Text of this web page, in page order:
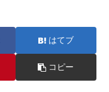
はてブ
コピー